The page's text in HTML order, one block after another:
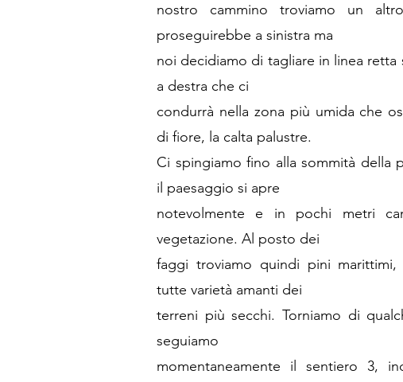
nostro cammino troviamo un
proseguirebbe a sinistra ma
noi decidiamo di tagliare in linea
a destra che ci
condurrà nella zona più umida che
di fiore, la calta palustre.
Ci spingiamo fino alla sommità della
il paesaggio si apre
notevolmente e in pochi metri
vegetazione. Al posto dei
faggi troviamo quindi pini
tutte varietà amanti dei
terreni più secchi. Torniamo di
seguiamo
momentaneamente il sentiero 3,